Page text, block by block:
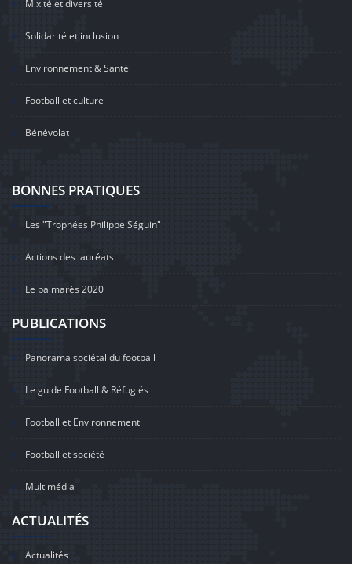
Mixité et diversité
Solidarité et inclusion
Environnement & Santé
Football et culture
Bénévolat
BONNES PRATIQUES
Les "Trophées Philippe Séguin"
Actions des lauréats
Le palmarès 2020
PUBLICATIONS
Panorama sociétal du football
Le guide Football & Réfugiés
Football et Environnement
Football et société
Multimédia
ACTUALITÉS
Actualités